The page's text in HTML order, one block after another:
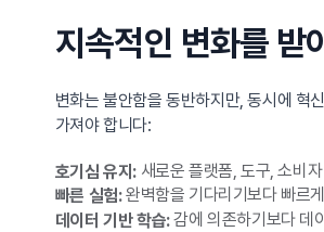
지속적인 변화를 받
변화는 불안함을 동반하지만, 동시에 혁
가져야 합니다:
호기심 유지:새로운 플랫폼, 도구, 소비
빠른 실험:완벽함을 기다리기보다 빠르
데이터 기반 학습:감에 의존하기보다 데